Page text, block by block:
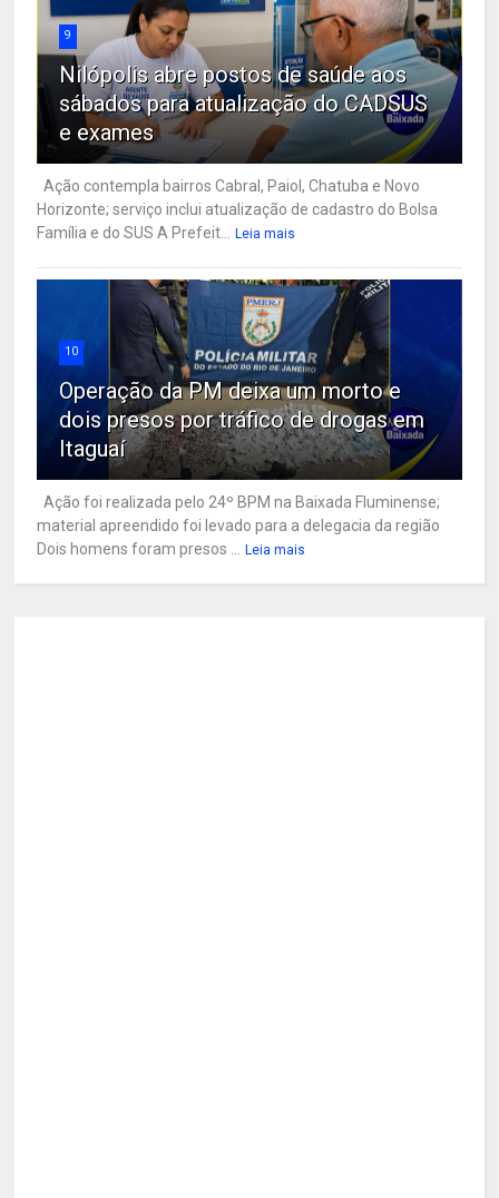
9
Nilópolis abre postos de saúde aos
sábados para atualização do CADSUS
e exames
Ação contempla bairros Cabral, Paiol, Chatuba e Novo
Horizonte; serviço inclui atualização de cadastro do Bolsa
Família e do SUS A Prefeit...
Leia mais
10
Operação da PM deixa um morto e
dois presos por tráfico de drogas em
Itaguaí
Ação foi realizada pelo 24º BPM na Baixada Fluminense;
material apreendido foi levado para a delegacia da região
Dois homens foram presos ...
Leia mais